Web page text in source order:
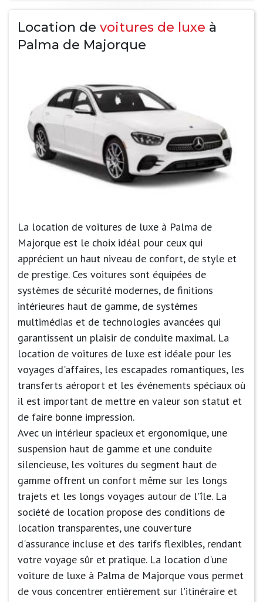
Location de voitures de luxe à
Palma de Majorque
La location de voitures de luxe à Palma de
Majorque est le choix idéal pour ceux qui
apprécient un haut niveau de confort, de style et
de prestige. Ces voitures sont équipées de
systèmes de sécurité modernes, de finitions
intérieures haut de gamme, de systèmes
multimédias et de technologies avancées qui
garantissent un plaisir de conduite maximal. La
location de voitures de luxe est idéale pour les
voyages d'affaires, les escapades romantiques, les
transferts aéroport et les événements spéciaux où
il est important de mettre en valeur son statut et
de faire bonne impression.
Avec un intérieur spacieux et ergonomique, une
suspension haut de gamme et une conduite
silencieuse, les voitures du segment haut de
gamme offrent un confort même sur les longs
trajets et les longs voyages autour de l'île. La
société de location propose des conditions de
location transparentes, une couverture
d'assurance incluse et des tarifs flexibles, rendant
votre voyage sûr et pratique. La location d'une
voiture de luxe à Palma de Majorque vous permet
de vous concentrer entièrement sur l'itinéraire et